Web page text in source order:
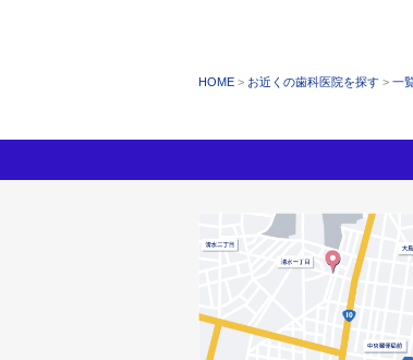
HOME お近くの歯科医院を探す 一